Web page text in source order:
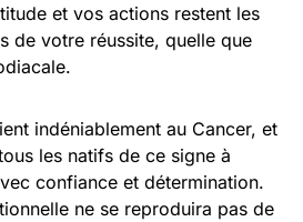
et vos actions restent les
de votre réussite, quelle que
indéniablement au Cancer, et
les natifs de ce signe à
confiance et détermination.
ne se reproduira pas de